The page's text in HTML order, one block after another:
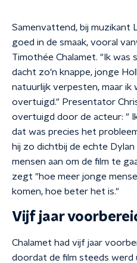
Samenvattend, bij muzikant
goed in de smaak, vooral
Timothée Chalamet. "Ik was
dacht zo'n knappe, jonge
natuurlijk verpesten, maar ik
overtuigd." Presentator
overtuigd door de acteur: "
dat was precies het
hij zo dichtbij de echte
mensen aan om de film te
zegt "hoe meer jonge
komen, hoe beter het is."
Vijf jaar
Chalamet had vijf jaar
doordat de film steeds